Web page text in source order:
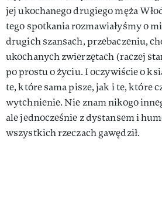
jej ukochanego drugiego męża
tego spotkania rozmawiałyśmy o
drugich szansach, przebaczeniu,
ukochanych zwierzętach (raczej
po prostu o życiu. I oczywiście o
te, które sama pisze, jak i te, które
wytchnienie. Nie znam nikogo
ale jednocześnie z dystansem i
wszystkich rzeczach gawędził.